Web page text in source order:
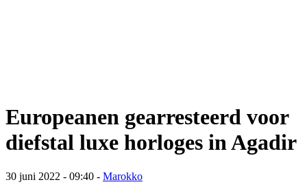
Europeanen gearresteerd voor
diefstal luxe horloges in Agadir
30 juni 2022 - 09:40 - Marokko